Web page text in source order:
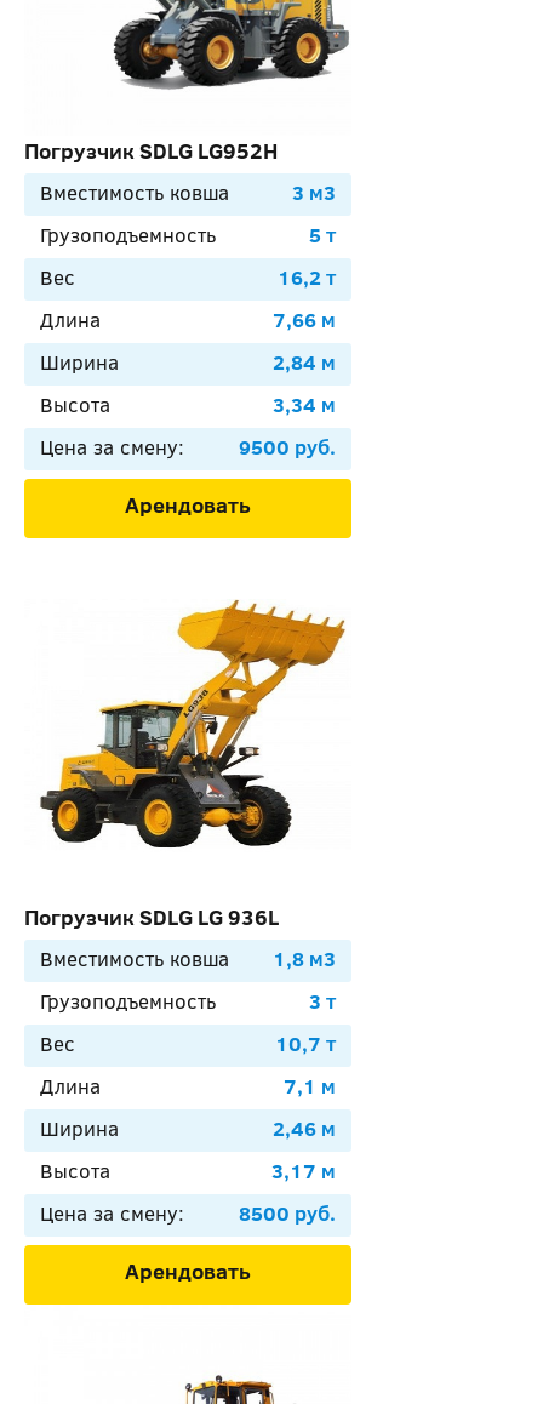
Погрузчик SDLG LG952H
Вместимость ковша
3 м3
Грузоподъемность
5 т
Вес
16,2 т
Длина
7,66 м
Ширина
2,84 м
Высота
3,34 м
Цена за смену:
9500 руб.
Арендовать
Погрузчик SDLG LG 936L
Вместимость ковша
1,8 м3
Грузоподъемность
3 т
Вес
10,7 т
Длина
7,1 м
Ширина
2,46 м
Высота
3,17 м
Цена за смену:
8500 руб.
Арендовать